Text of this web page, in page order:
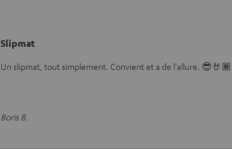
Slipmat
Un slipmat, tout simplement. Convient et a de l'allure. 😎🤘🏾
Boris B.